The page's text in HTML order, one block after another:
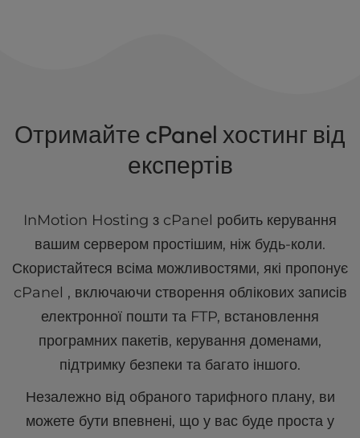
Отримайте cPanel хостинг від
експертів
InMotion Hosting з cPanel робить керування
вашим сервером простішим, ніж будь-коли.
Скористайтеся всіма можливостями, які пропонує
cPanel , включаючи створення облікових записів
електронної пошти та FTP, встановлення
програмних пакетів, керування доменами,
підтримку безпеки та багато іншого.
Незалежно від обраного тарифного плану, ви
можете бути впевнені, що у вас буде проста у